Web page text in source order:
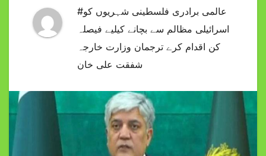
#عالمی برادری فلسطینی شہریوں کو
اسرائیلی مظالم سے بچانے کیلیے فیصلہ
کن اقدام کرے ترجمان وزارت خارجہ
شفقت علی خان